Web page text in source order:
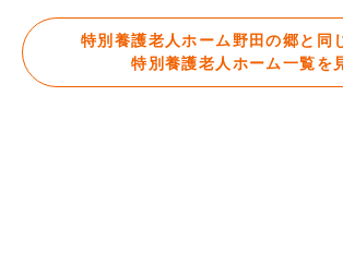
特別養護老人ホーム野田の郷と同
特別養護老人ホーム一覧を